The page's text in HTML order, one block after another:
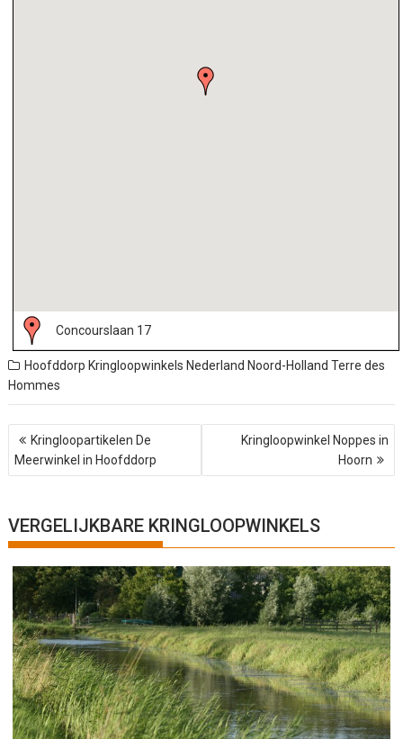
Concourslaan 17
Hoofddorp Kringloopwinkels Nederland Noord-Holland Terre des
Hommes
e
r
h
t
a
v
i
g
a
t
i
e
Kringloopartikelen De
Meerwinkel in Hoofddorp
Kringloopwinkel Noppes in
Hoorn
VERGELIJKBARE KRINGLOOPWINKELS